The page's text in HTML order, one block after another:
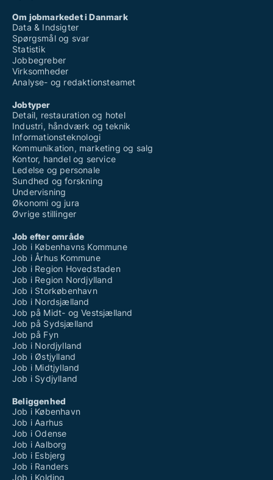
Om jobmarkedet i Danmark
Data & Indsigter
Spørgsmål og svar
Statistik
Jobbegreber
Virksomheder
Analyse- og redaktionsteamet
Jobtyper
Detail, restauration og hotel
Industri, håndværk og teknik
Informationsteknologi
Kommunikation, marketing og salg
Kontor, handel og service
Ledelse og personale
Sundhed og forskning
Undervisning
Økonomi og jura
Øvrige stillinger
Job efter område
Job i Københavns Kommune
Job i Århus Kommune
Job i Region Hovedstaden
Job i Region Nordjylland
Job i Storkøbenhavn
Job i Nordsjælland
Job på Midt- og Vestsjælland
Job på Sydsjælland
Job på Fyn
Job i Nordjylland
Job i Østjylland
Job i Midtjylland
Job i Sydjylland
Beliggenhed
Job i København
Job i Aarhus
Job i Odense
Job i Aalborg
Job i Esbjerg
Job i Randers
Job i Kolding